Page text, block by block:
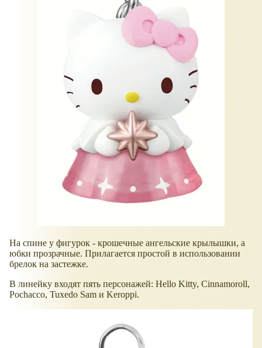
На спине у фигурок - крошечные ангельские крылышки, а
юбки прозрачные. Прилагается простой в использовании
брелок на застежке.
В линейку входят пять персонажей: Hello Kitty, Cinnamoroll,
Pochacco, Tuxedo Sam и Keroppi.